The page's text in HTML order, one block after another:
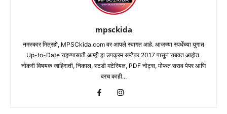
mpsckida
नमस्कार मित्रहो, MPSCkida.com वर आपले स्वागत आहे. आजच्या स्पर्धेच्या युगात
Up-to-Date राहण्यासाठी आम्ही हा उपक्रम सप्टेंबर 2017 पासून राबवत आहोत.
नोकरी विषयक जाहिराती, निकाल, स्टडी मटेरियल, PDF नोट्स, मोफत सराव पेपर आणि
बरच काही...